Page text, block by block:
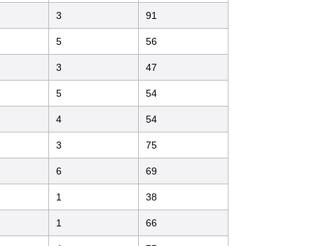
3 91
5 56
3 47
5 54
4 54
3 75
6 69
1 38
1 66